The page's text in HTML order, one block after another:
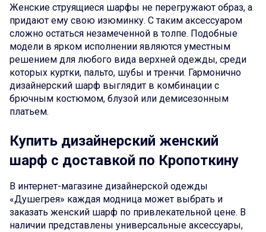
Женские струящиеся шарфы не перегружают образ, а
придают ему свою изюминку. С таким аксессуаром
сложно остаться незамеченной в толпе. Подобные
модели в ярком исполнении являются уместным
решением для любого вида верхней одежды, среди
которых куртки, пальто, шубы и тренчи. Гармонично
дизайнерский шарф выглядит в комбинации с
брючным костюмом, блузой или демисезонным
платьем.
Купить дизайнерский женский
шарф с доставкой по Кропоткину
В интернет-магазине дизайнерской одежды
«Душегрея» каждая модница может выбрать и
заказать женский шарф по привлекательной цене. В
наличии представлены универсальные аксессуары,